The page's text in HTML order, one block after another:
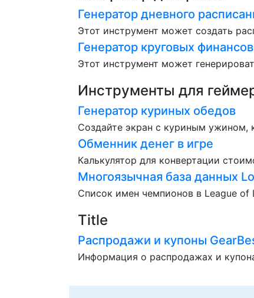
Генератор дневного
Этот инструмент может создать
Генератор круговых
Этот инструмент может
Инструменты для
Генератор куриных обедов
Создайте экран с куриным ужином,
Обменник денег в игре
Калькулятор для конвертации
Многоязычная база данных
Список имен чемпионов в League of
Title
Распродажи и купоны
Информация о распродажах и